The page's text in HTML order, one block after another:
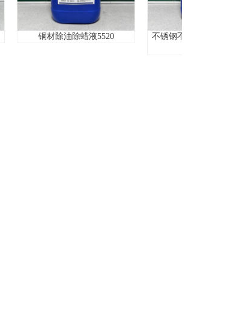
铜材除油除蜡液5520
不锈钢不锈铁二合一电解